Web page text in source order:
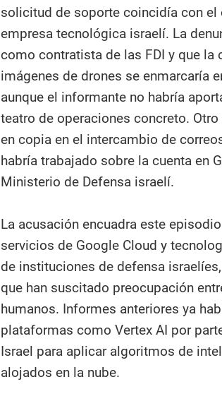
solicitud de soporte coincidía con el
empresa tecnológica israelí. La
como contratista de las FDI y que la
imágenes de drones se enmarcaría
aunque el informante no habría
teatro de operaciones concreto.
en copia en el intercambio de
habría trabajado sobre la cuenta en
Ministerio de Defensa israelí.
La acusación encuadra este
servicios de Google Cloud y
de instituciones de defensa
que han suscitado preocupación
humanos. Informes anteriores ya
plataformas como Vertex AI por
Israel para aplicar algoritmos de
alojados en la nube.